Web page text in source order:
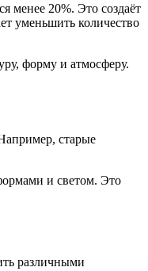
менее 20%. Это создаёт
уменьшить количество
форму и атмосферу.
старые
и светом. Это
различными